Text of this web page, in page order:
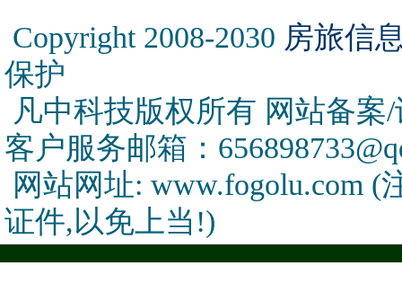
Copyright 2008-2030 房旅信
保护
凡中科技版权所有 网站备案
客户服务邮箱：
网站网址: www.fogolu.com
证件,以免上当!)